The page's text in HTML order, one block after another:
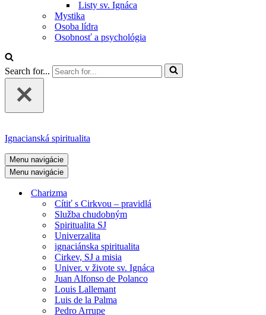
Listy sv. Ignáca
Mystika
Osoba lídra
Osobnosť a psychológia
Search for...
Ignacianská spiritualita
Menu navigácie
Menu navigácie
Charizma
Cítiť s Cirkvou – pravidlá
Služba chudobným
Spiritualita SJ
Univerzalita
ignaciánska spiritualita
Cirkev, SJ a misia
Univer. v živote sv. Ignáca
Juan Alfonso de Polanco
Louis Lallemant
Luis de la Palma
Pedro Arrupe